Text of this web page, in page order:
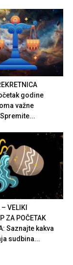
godine
važne
VELIKI
ZA POČETAK
Saznajte kakva
sudbina...